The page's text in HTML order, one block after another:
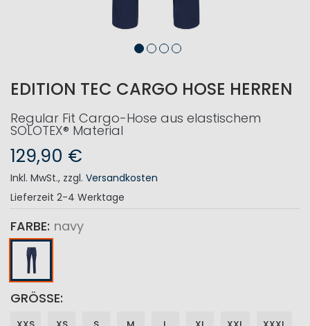
EDITION TEC CARGO HOSE HERREN
Regular Fit Cargo-Hose aus elastischem
SOLOTEX® Material
129,90 €
Inkl. MwSt., zzgl. Versandkosten
Lieferzeit 2-4 Werktage
FARBE navy
GRÖSSE